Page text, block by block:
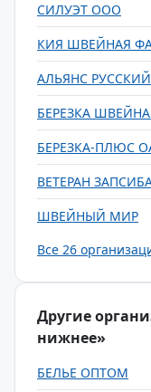
СИЛУЭТ ООО
КИЯ ШВЕЙНАЯ
АЛЬЯНС
БЕРЕЗКА
БЕРЕЗКА-ПЛЮС
ВЕТЕРАН
ШВЕЙНЫЙ МИР
Все 26
Другие
нижнее»
БЕЛЬЕ ОПТОМ